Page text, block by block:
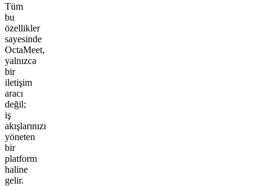
Tüm
bu
özellikler
sayesinde
OctaMeet,
yalnızca
bir
iletişim
aracı
değil;
iş
akışlarınızı
yöneten
bir
platform
haline
gelir.